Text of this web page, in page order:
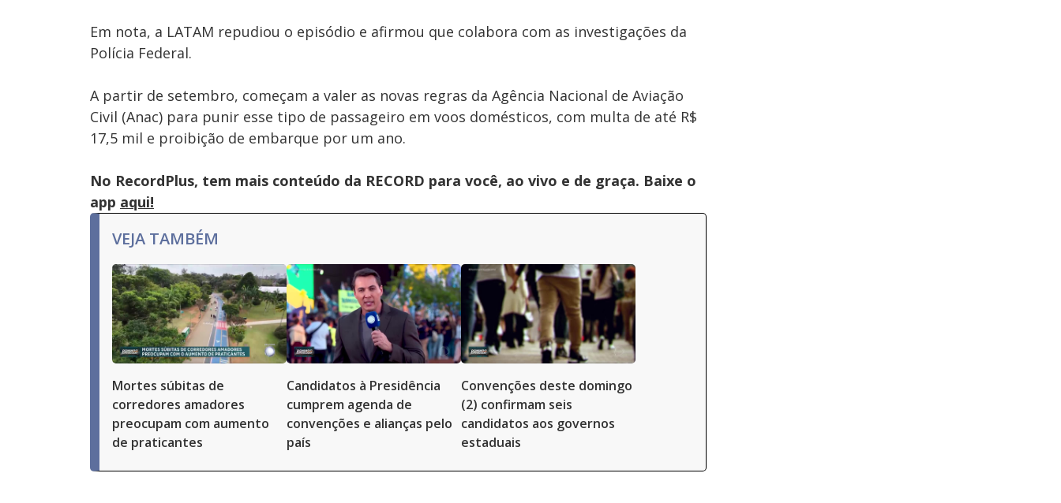
Em nota, a LATAM repudiou o episódio e afirmou que colabora com as investigações da
Polícia Federal.
A partir de setembro, começam a valer as novas regras da Agência Nacional de Aviação
Civil (Anac) para punir esse tipo de passageiro em voos domésticos, com multa de até R$
17,5 mil e proibição de embarque por um ano.
No RecordPlus, tem mais conteúdo da RECORD para você, ao vivo e de graça. Baixe o
app aqui!
VEJA TAMBÉM
Mortes súbitas de
corredores amadores
preocupam com aumento
de praticantes
Candidatos à Presidência
cumprem agenda de
convenções e alianças pelo
país
Convenções deste domingo
(2) confirmam seis
candidatos aos governos
estaduais